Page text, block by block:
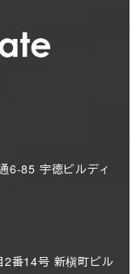
6-85 宇徳ビルディ
番14号 新槇町ビル